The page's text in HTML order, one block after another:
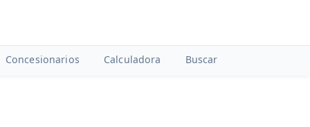
Concesionarios Calculadora Buscar